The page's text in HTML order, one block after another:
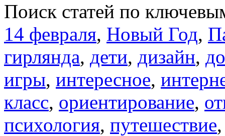
Поиск статей по
14 февраля, Новый Год,
гирлянда, дети, дизайн,
игры, интересное,
класс, ориентирование,
психология, путешествие